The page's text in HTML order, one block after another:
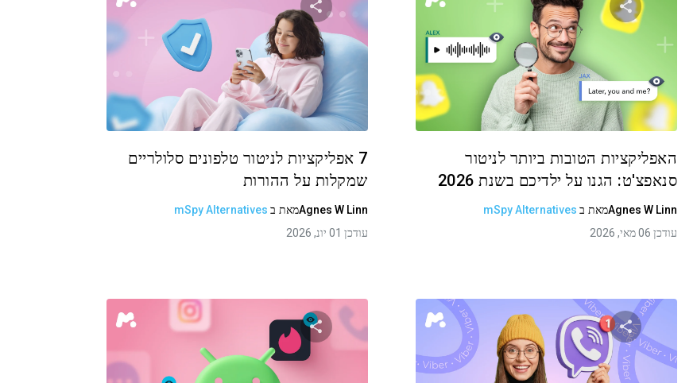
שתף מאמר זה
טוויטר פייסבוק העתקת קישור
האפליקציות הטובות ביותר לניטור
סנאפצ'ט: הגנו על ילדיכם בשנת 2026
Agnes W Linnמאת ב mSpy Alternatives
עודכן 06 מאי, 2026
שתף מאמר זה
טוויטר פייסבוק העתקת קישור
7 אפליקציות לניטור טלפונים סלולריים
שמקלות על ההורות
Agnes W Linnמאת ב mSpy Alternatives
עודכן 01 יונ, 2026
שתף מאמר זה שתף מאמר זה